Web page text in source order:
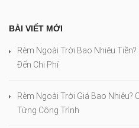
BÀI VIẾT MỚI
Rèm Ngoài Trời Bao Nhiêu
Đến Chi Phí
Rèm Ngoài Trời Giá Bao Nhiêu?
Từng Công Trình